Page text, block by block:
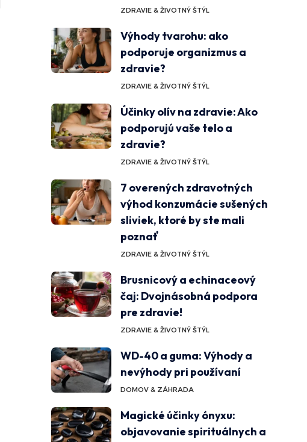
ZDRAVIE & ŽIVOTNÝ ŠTÝL
Výhody tvarohu: ako
podporuje organizmus a
zdravie?
ZDRAVIE & ŽIVOTNÝ ŠTÝL
Účinky olív na zdravie: Ako
podporujú vaše telo a
zdravie?
ZDRAVIE & ŽIVOTNÝ ŠTÝL
7 overených zdravotných
výhod konzumácie sušených
sliviek, ktoré by ste mali
poznať
ZDRAVIE & ŽIVOTNÝ ŠTÝL
Brusnicový a echinaceový
čaj: Dvojnásobná podpora
pre zdravie!
ZDRAVIE & ŽIVOTNÝ ŠTÝL
WD-40 a guma: Výhody a
nevýhody pri používaní
DOMOV & ZÁHRADA
Magické účinky ónyxu:
objavovanie spirituálnych a